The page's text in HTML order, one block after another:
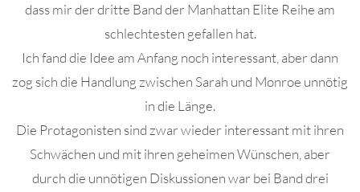
dass mir der dritte Band der Manhattan Elite Reihe am
schlechtesten gefallen hat.
Ich fand die Idee am Anfang noch interessant, aber dann
zog sich die Handlung zwischen Sarah und Monroe unnötig
in die Länge.
Die Protagonisten sind zwar wieder interessant mit ihren
Schwächen und mit ihren geheimen Wünschen, aber
durch die unnötigen Diskussionen war bei Band drei